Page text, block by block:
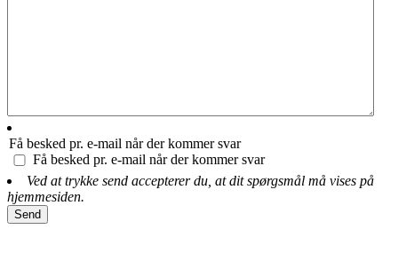
Få besked pr. e-mail når der kommer svar
Få besked pr. e-mail når der kommer svar
Ved at trykke send accepterer du, at dit spørgsmål må vises på
hjemmesiden.